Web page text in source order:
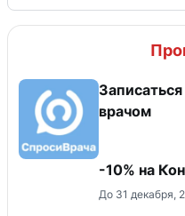
врачом
-10% на
До 31 декабря,